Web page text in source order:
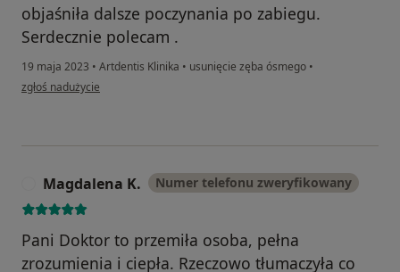
objaśniła dalsze poczynania po zabiegu.
Serdecznie polecam .
19 maja 2023 • Artdentis Klinika • usunięcie zęba ósmego •
w opinii użytkownika Pacjent
zgłoś nadużycie
Magdalena K. Numer telefonu zweryfikowany
Pani Doktor to przemiła osoba, pełna
zrozumienia i ciepła. Rzeczowo tłumaczyła co